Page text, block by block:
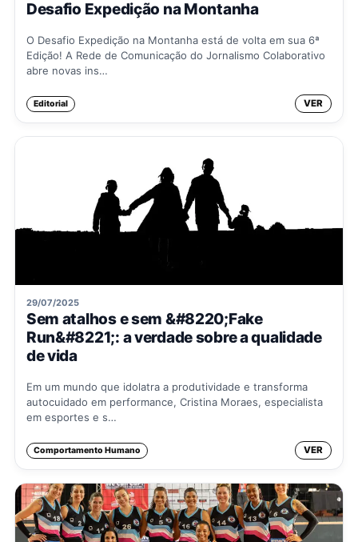
Desafio Expedição na Montanha
O Desafio Expedição na Montanha está de volta em sua 6ª
Edição! A Rede de Comunicação do Jornalismo Colaborativo
abre novas ins…
Editorial VER
29/07/2025
Sem atalhos e sem &#8220;Fake
Run&#8221;: a verdade sobre a qualidade
de vida
Em um mundo que idolatra a produtividade e transforma
autocuidado em performance, Cristina Moraes, especialista
em esportes e s…
Comportamento Humano VER